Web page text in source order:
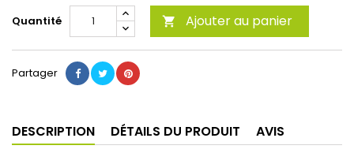
Quantité  Ajouter au panier
Partager
DESCRIPTION DÉTAILS DU PRODUIT AVIS